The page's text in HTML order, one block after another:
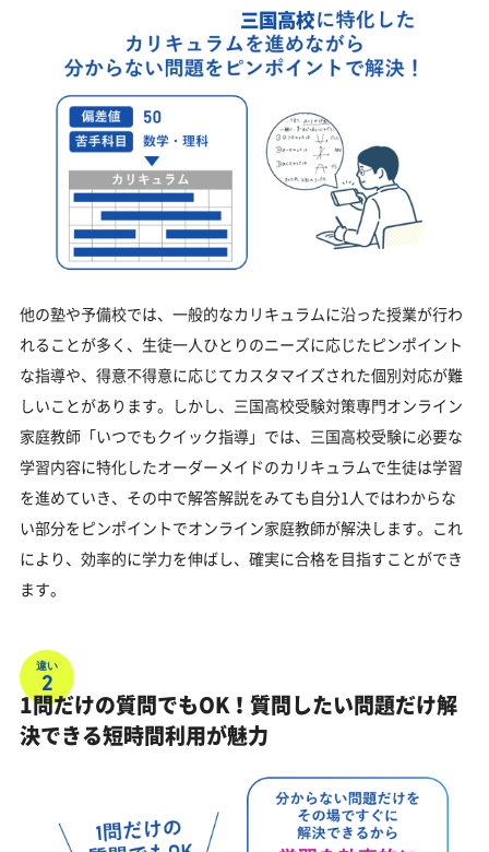
三国高校
他の塾や予備校では、一般的なカリキュラムに沿った授業が行わ
れることが多く、生徒一人ひとりのニーズに応じたピンポイント
な指導や、得意不得意に応じてカスタマイズされた個別対応が難
しいことがあります。しかし、三国高校受験対策専門オンライン
家庭教師「いつでもクイック指導」では、三国高校受験に必要な
学習内容に特化したオーダーメイドのカリキュラムで生徒は学習
を進めていき、その中で解答解説をみても自分1人ではわからな
い部分をピンポイントでオンライン家庭教師が解決します。これ
により、効率的に学力を伸ばし、確実に合格を目指すことができ
ます。
違い
2
1問だけの質問でもOK！質問したい問題だけ解
決できる短時間利用が魅力